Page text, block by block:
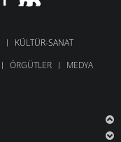
KÜLTÜR-SANAT
ÖRGÜTLER MEDYA